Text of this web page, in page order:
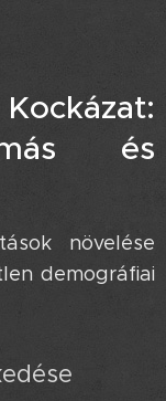
és
növelése
demográfiai